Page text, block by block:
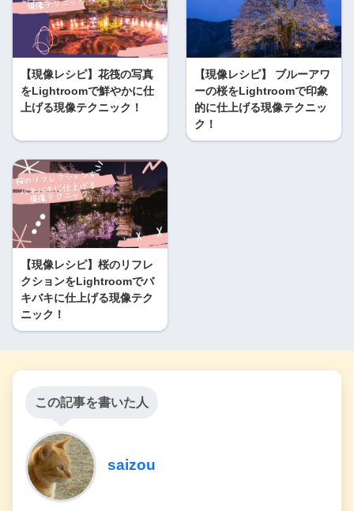
【現像レシピ】花筏の写真
をLightroomで鮮やかに仕
上げる現像テクニック！
【現像レシピ】 ブルーアワ
ーの桜をLightroomで印象
的に仕上げる現像テクニッ
ク！
【現像レシピ】桜のリフレ
クションをLightroomでバ
キバキに仕上げる現像テク
ニック！
この記事を書いた人
saizou